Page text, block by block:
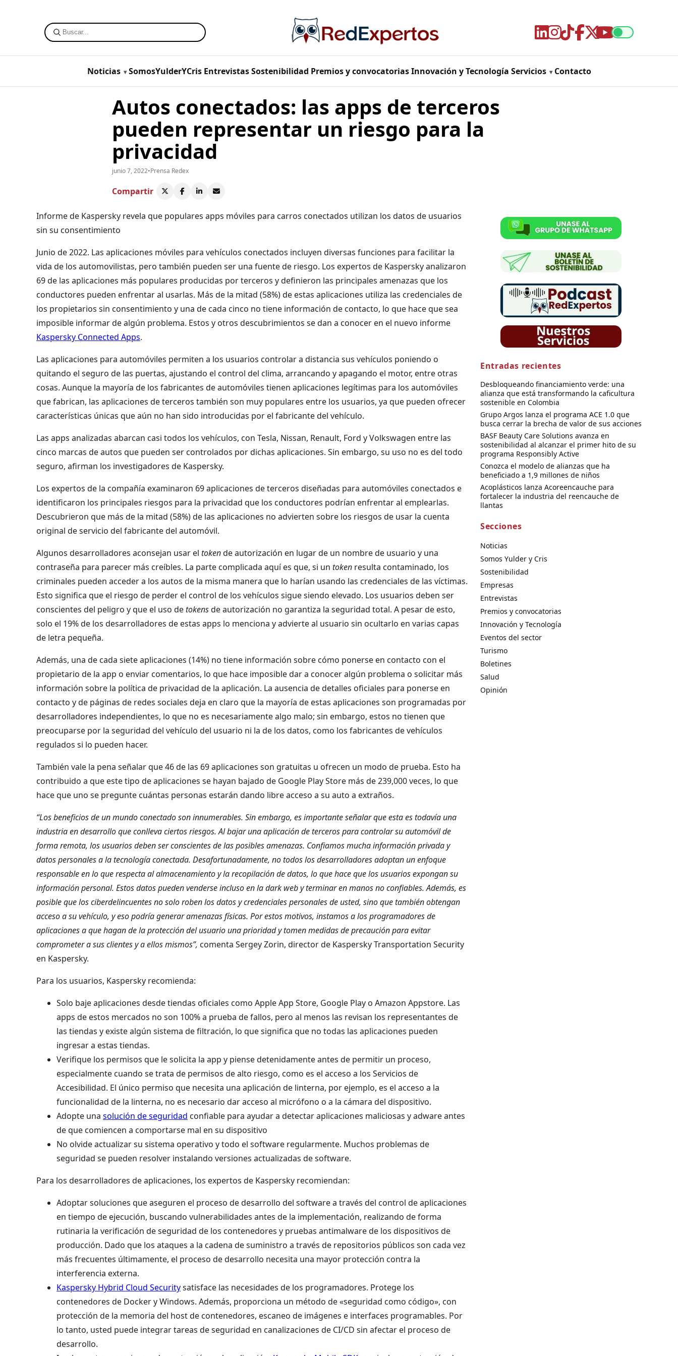
Noticias SomosYulderYCris Entrevistas Sostenibilidad Premios y convocatorias Innovación y Tecnología Servicios Contacto
Autos conectados: las apps de terceros
pueden representar un riesgo para la
privacidad
junio 7, 2022•Prensa Redex
Compartir
Informe de Kaspersky revela que populares apps móviles para carros conectados utilizan los datos de usuarios
sin su consentimiento
Junio de 2022. Las aplicaciones móviles para vehículos conectados incluyen diversas funciones para facilitar la
vida de los automovilistas, pero también pueden ser una fuente de riesgo. Los expertos de Kaspersky analizaron
69 de las aplicaciones más populares producidas por terceros y definieron las principales amenazas que los
conductores pueden enfrentar al usarlas. Más de la mitad (58%) de estas aplicaciones utiliza las credenciales de
los propietarios sin consentimiento y una de cada cinco no tiene información de contacto, lo que hace que sea
imposible informar de algún problema. Estos y otros descubrimientos se dan a conocer en el nuevo informe
Kaspersky Connected Apps.
Las aplicaciones para automóviles permiten a los usuarios controlar a distancia sus vehículos poniendo o
quitando el seguro de las puertas, ajustando el control del clima, arrancando y apagando el motor, entre otras
cosas. Aunque la mayoría de los fabricantes de automóviles tienen aplicaciones legítimas para los automóviles
que fabrican, las aplicaciones de terceros también son muy populares entre los usuarios, ya que pueden ofrecer
características únicas que aún no han sido introducidas por el fabricante del vehículo.
Las apps analizadas abarcan casi todos los vehículos, con Tesla, Nissan, Renault, Ford y Volkswagen entre las
cinco marcas de autos que pueden ser controlados por dichas aplicaciones. Sin embargo, su uso no es del todo
seguro, afirman los investigadores de Kaspersky.
Los expertos de la compañía examinaron 69 aplicaciones de terceros diseñadas para automóviles conectados e
identificaron los principales riesgos para la privacidad que los conductores podrían enfrentar al emplearlas.
Descubrieron que más de la mitad (58%) de las aplicaciones no advierten sobre los riesgos de usar la cuenta
original de servicio del fabricante del automóvil.
Algunos desarrolladores aconsejan usar el tokende autorización en lugar de un nombre de usuario y una
contraseña para parecer más creíbles. La parte complicada aquí es que, si un token resulta contaminado, los
criminales pueden acceder a los autos de la misma manera que lo harían usando las credenciales de las víctimas.
Esto significa que el riesgo de perder el control de los vehículos sigue siendo elevado. Los usuarios deben ser
conscientes del peligro y que el uso detokensde autorización no garantiza la seguridad total. A pesar de esto,
solo el 19% de los desarrolladores de estas apps lo menciona y advierte al usuario sin ocultarlo en varias capas
de letra pequeña.
Además, una de cada siete aplicaciones (14%) no tiene información sobre cómo ponerse en contacto con el
propietario de la app o enviar comentarios, lo que hace imposible dar a conocer algún problema o solicitar más
información sobre la política de privacidad de la aplicación. La ausencia de detalles oficiales para ponerse en
contacto y de páginas de redes sociales deja en claro que la mayoría de estas aplicaciones son programadas por
desarrolladores independientes, lo que no es necesariamente algo malo; sin embargo, estos no tienen que
preocuparse por la seguridad del vehículo del usuario ni la de los datos, como los fabricantes de vehículos
regulados si lo pueden hacer.
También vale la pena señalar que 46 de las 69 aplicaciones son gratuitas u ofrecen un modo de prueba. Esto ha
contribuido a que este tipo de aplicaciones se hayan bajado de Google Play Store más de 239,000 veces, lo que
hace que uno se pregunte cuántas personas estarán dando libre acceso a su auto a extraños.
“Los beneficios de un mundo conectado son innumerables. Sin embargo, es importante señalar que esta es todavía una
industria en desarrollo que conlleva ciertos riesgos. Al bajar una aplicación de terceros para controlar su automóvil de
forma remota, los usuarios deben ser conscientes de las posibles amenazas. Confiamos mucha información privada y
datos personales a la tecnología conectada. Desafortunadamente, no todos los desarrolladores adoptan un enfoque
responsable en lo que respecta al almacenamiento y la recopilación de datos, lo que hace que los usuarios expongan su
información personal. Estos datos pueden venderse incluso en la dark web y terminar en manos no confiables. Además, es
posible que los ciberdelincuentes no solo roben los datos y credenciales personales de usted, sino que también obtengan
acceso a su vehículo, y eso podría generar amenazas físicas. Por estos motivos, instamos a los programadores de
aplicaciones a que hagan de la protección del usuario una prioridad y tomen medidas de precaución para evitar
comprometer a sus clientes y a ellos mismos”, comenta Sergey Zorin, director de Kaspersky Transportation Security
en Kaspersky.
Para los usuarios, Kaspersky recomienda:
Solo baje aplicaciones desde tiendas oficiales como Apple App Store, Google Play o Amazon Appstore. Las
apps de estos mercados no son 100% a prueba de fallos, pero al menos las revisan los representantes de
las tiendas y existe algún sistema de filtración, lo que significa que no todas las aplicaciones pueden
ingresar a estas tiendas.
Verifique los permisos que le solicita la app y piense detenidamente antes de permitir un proceso,
especialmente cuando se trata de permisos de alto riesgo, como es el acceso a los Servicios de
Accesibilidad. El único permiso que necesita una aplicación de linterna, por ejemplo, es el acceso a la
funcionalidad de la linterna, no es necesario dar acceso al micrófono o a la cámara del dispositivo.
Adopte una solución de seguridad confiable para ayudar a detectar aplicaciones maliciosas y adware antes
de que comiencen a comportarse mal en su dispositivo
No olvide actualizar su sistema operativo y todo el software regularmente. Muchos problemas de
seguridad se pueden resolver instalando versiones actualizadas de software.
Para los desarrolladores de aplicaciones, los expertos de Kaspersky recomiendan:
Adoptar soluciones que aseguren el proceso de desarrollo del software a través del control de aplicaciones
en tiempo de ejecución, buscando vulnerabilidades antes de la implementación, realizando de forma
rutinaria la verificación de seguridad de los contenedores y pruebas antimalware de los dispositivos de
producción. Dado que los ataques a la cadena de suministro a través de repositorios públicos son cada vez
más frecuentes últimamente, el proceso de desarrollo necesita una mayor protección contra la
interferencia externa.
Kaspersky Hybrid Cloud Securitysatisface las necesidades de los programadores. Protege los
contenedores de Docker y Windows. Además, proporciona un método de «seguridad como código», con
protección de la memoria del host de contenedores, escaneo de imágenes e interfaces programables. Por
lo tanto, usted puede integrar tareas de seguridad en canalizaciones de CI/CD sin afectar el proceso de
desarrollo.
Entradas recientes
Desbloqueando financiamiento verde: una
alianza que está transformando la caficultura
sostenible en Colombia
Grupo Argos lanza el programa ACE 1.0 que
busca cerrar la brecha de valor de sus acciones
BASF Beauty Care Solutions avanza en
sostenibilidad al alcanzar el primer hito de su
programa Responsibly Active
Conozca el modelo de alianzas que ha
beneficiado a 1,9 millones de niños
Acoplásticos lanza Acoreencauche para
fortalecer la industria del reencauche de
llantas
Secciones
Noticias
Somos Yulder y Cris
Sostenibilidad
Empresas
Entrevistas
Premios y convocatorias
Innovación y Tecnología
Eventos del sector
Turismo
Boletines
Salud
Opinión